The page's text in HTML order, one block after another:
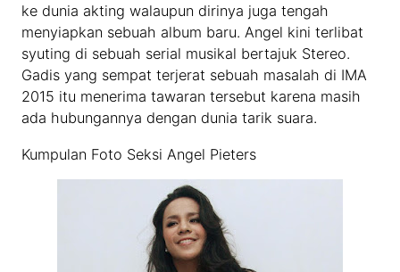
ke dunia akting walaupun dirinya juga tengah
menyiapkan sebuah album baru. Angel kini terlibat
syuting di sebuah serial musikal bertajuk Stereo.
Gadis yang sempat terjerat sebuah masalah di IMA
2015 itu menerima tawaran tersebut karena masih
ada hubungannya dengan dunia tarik suara.
Kumpulan Foto Seksi Angel Pieters